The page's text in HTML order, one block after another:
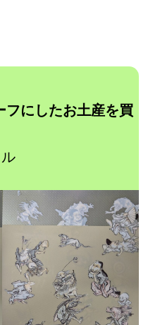
フにしたお土産を買